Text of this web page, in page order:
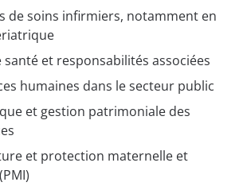
de soins infirmiers, notamment en
santé et responsabilités associées
humaines dans le secteur public
et gestion patrimoniale des
et protection maternelle et